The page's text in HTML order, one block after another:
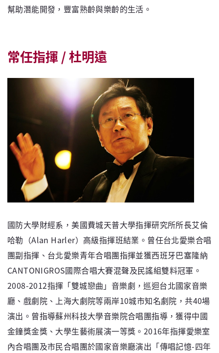
幫助潛能開發，豐富熟齡與樂齡的生活。
常任指揮 / 杜明遠
國防大學財經系，美國費城天普大學指揮研究所所長艾倫
哈勒（Alan Harler）高級指揮班結業。曾任台北愛樂合唱
團副指揮、台北愛樂青年合唱團指揮並獲西班牙巴塞隆納
CANTONIGROS國際合唱大賽混聲及民謠組雙料冠軍。
2008-2012指揮「雙城戀曲」音樂劇，巡迴台北國家音樂
廳、戲劇院、上海大劇院等兩岸10城市知名劇院，共40場
演出。曾指導蘇州科技大學音樂院合唱團指導，獲得中國
金鐘獎金獎、大學生藝術展演一等獎。2016年指揮愛樂室
內合唱團及市民合唱團於國家音樂廳演出「傳唱記憶-四年